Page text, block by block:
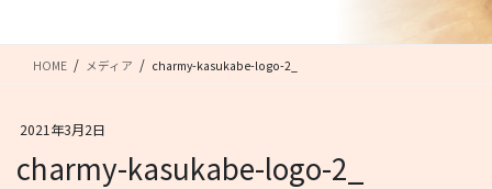
HOME メディア charmy-kasukabe-logo-2_
2021年3月2日
charmy-kasukabe-logo-2_